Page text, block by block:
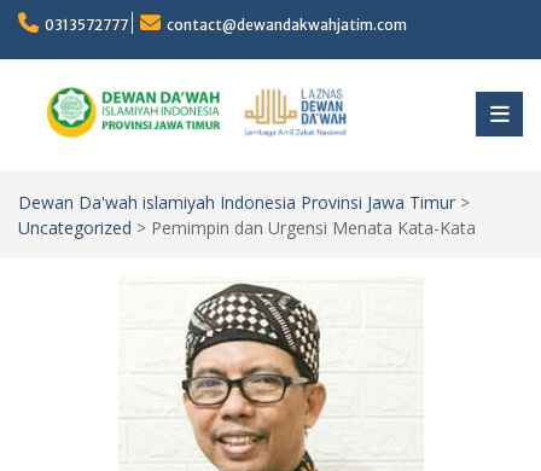
Skip
content
0313572777 contact@dewandakwahjatim.com
Dewan Da'wah islamiyah Indonesia Provinsi Jawa Timur >
Uncategorized > Pemimpin dan Urgensi Menata Kata-Kata